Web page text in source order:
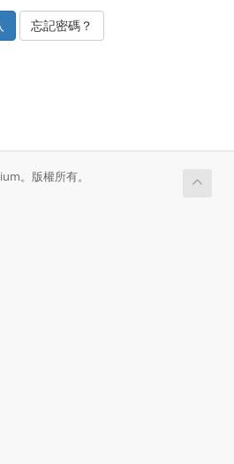
忘記密碼？
。版權所有。